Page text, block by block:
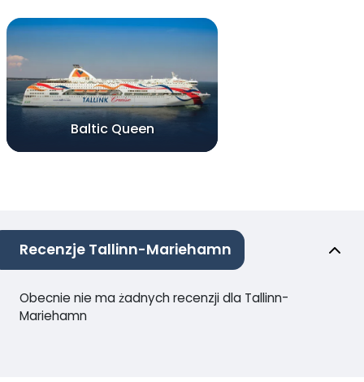
Baltic Queen
Recenzje Tallinn-Mariehamn
Obecnie nie ma żadnych recenzji dla Tallinn-
Mariehamn